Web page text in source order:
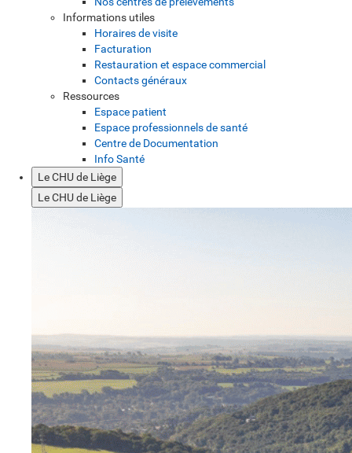
Informations utiles
Horaires de visite
Facturation
Restauration et espace commercial
Contacts généraux
Ressources
Espace patient
Espace professionnels de santé
Centre de Documentation
Info Santé
Le CHU de Liège
Le CHU de Liège